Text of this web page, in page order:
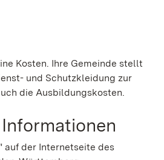
Kosten. Ihre Gemeinde stellt
und Schutzkleidung zur
die Ausbildungskosten.
in einem neuen Fenster geöffnet)
" auf der Internetseite des